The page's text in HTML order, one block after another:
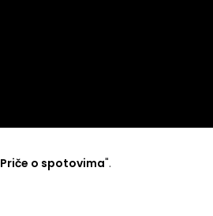
Priče o spotovima".